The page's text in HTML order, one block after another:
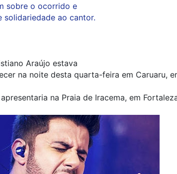
sobre o ocorrido e
solidariedade ao cantor.
Araújo estava
na noite desta quarta-feira em Caruaru,
na Praia de Iracema, em